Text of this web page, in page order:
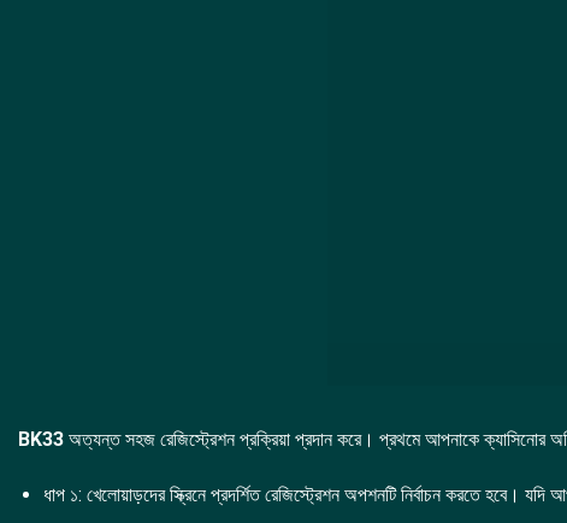
BK33 অত্যন্ত সহজ রেজিস্ট্রেশন প্রক্রিয়া প্রদান করে। প্রথমে আপনাকে ক্যাসিনোর
ধাপ ১: খেলোয়াড়দের স্ক্রিনে প্রদর্শিত রেজিস্ট্রেশন অপশনটি নির্বাচন করতে হবে।